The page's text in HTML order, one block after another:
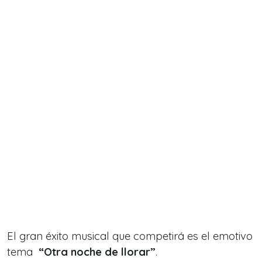
El gran éxito musical que competirá es el emotivo
tema “Otra noche de llorar”.